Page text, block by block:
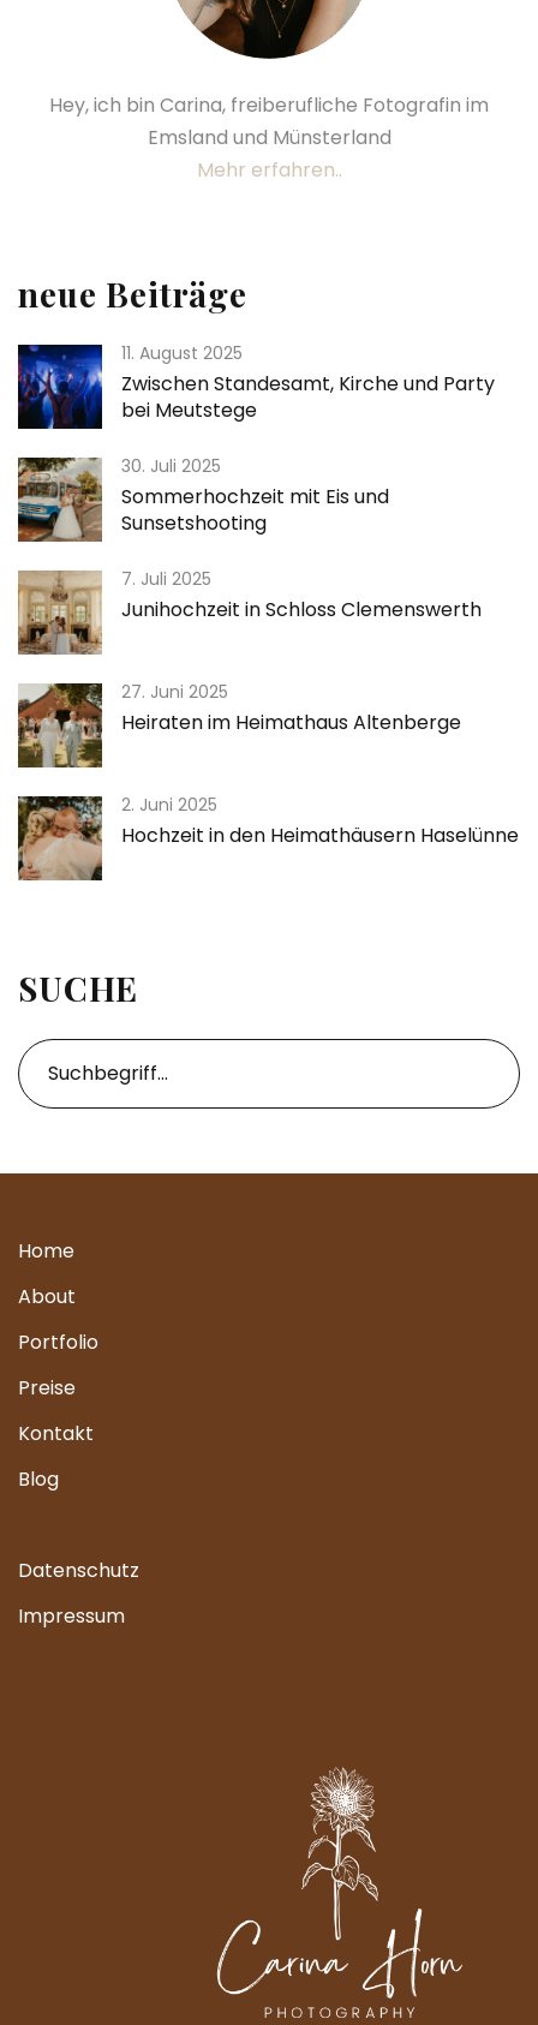
Hey, ich bin Carina, freiberufliche Fotografin im
Emsland und Münsterland
Mehr erfahren..
neue Beiträge
11. August 2025
Zwischen Standesamt, Kirche und Party
bei Meutstege
30. Juli 2025
Sommerhochzeit mit Eis und
Sunsetshooting
7. Juli 2025
Junihochzeit in Schloss Clemenswerth
27. Juni 2025
Heiraten im Heimathaus Altenberge
2. Juni 2025
Hochzeit in den Heimathäusern Haselünne
SUCHE
Home
About
Portfolio
Preise
Kontakt
Blog
Datenschutz
Impressum